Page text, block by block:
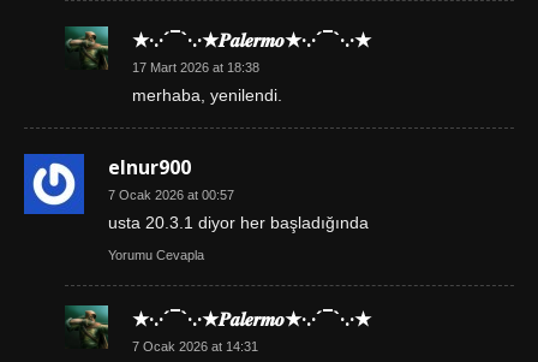
★·.·´¯`·.·★𝑷𝒂𝒍𝒆𝒓𝒎𝒐★·.·´¯`·.·★
17 Mart 2026 at 18:38
merhaba, yenilendi.
elnur900
7 Ocak 2026 at 00:57
usta 20.3.1 diyor her başladığında
Yorumu Cevapla
★·.·´¯`·.·★𝑷𝒂𝒍𝒆𝒓𝒎𝒐★·.·´¯`·.·★
7 Ocak 2026 at 14:31